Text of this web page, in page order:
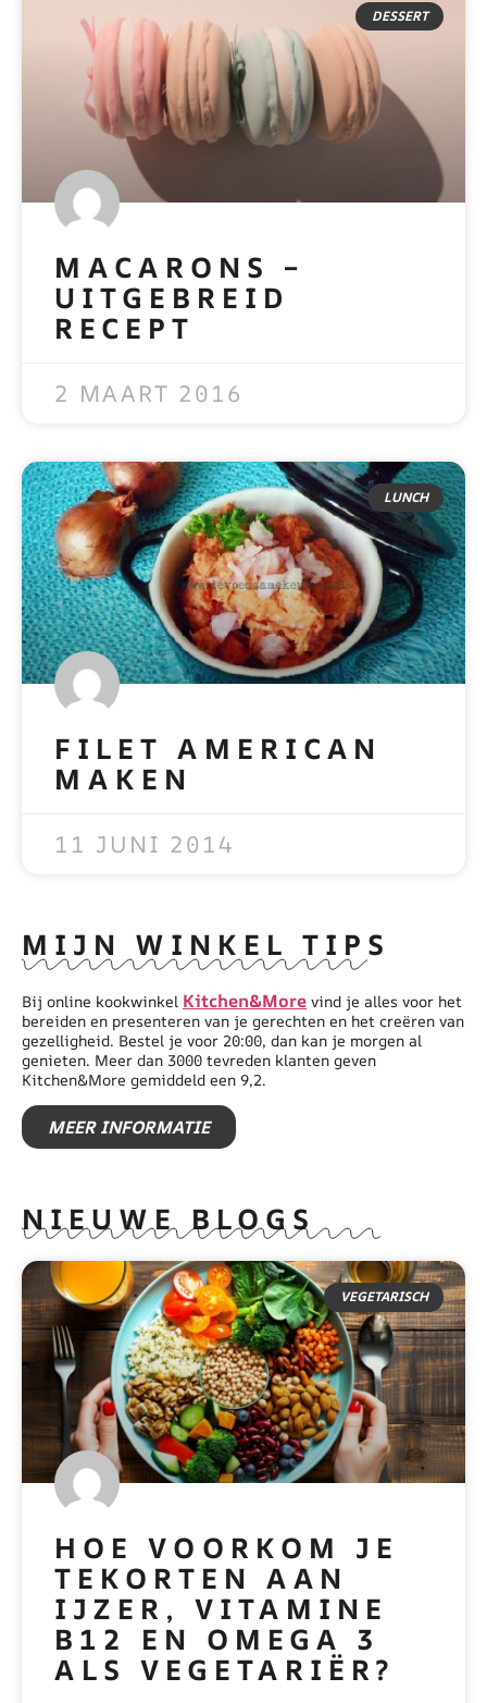
DESSERT
MACARONS –
UITGEBREID
RECEPT
2 MAART 2016
LUNCH
FILET AMERICAN
MAKEN
11 JUNI 2014
MIJN WINKEL TIPS
Bij online kookwinkel Kitchen&More vind je alles voor het
bereiden en presenteren van je gerechten en het creëren van
gezelligheid. Bestel je voor 20:00, dan kan je morgen al
genieten. Meer dan 3000 tevreden klanten geven
Kitchen&More gemiddeld een 9,2.
MEER INFORMATIE
NIEUWE BLOGS
VEGETARISCH
HOE VOORKOM JE
TEKORTEN AAN
IJZER, VITAMINE
B12 EN OMEGA 3
ALS VEGETARIËR?